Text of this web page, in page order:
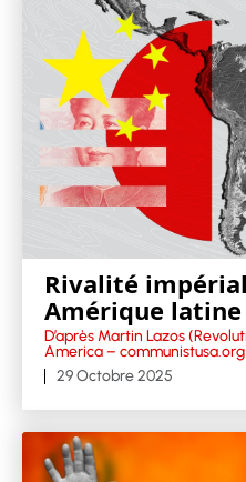
Rivalité
Amérique latine
D’après Martin Lazos
America –
29 Octobre 2025